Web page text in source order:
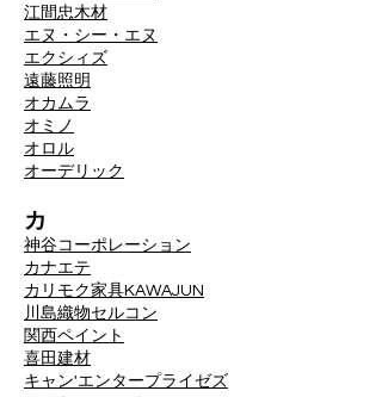
江間忠木材
エヌ・シー・エヌ
エクシィズ
遠藤照明
オカムラ
オミノ
オロル
オーデリック
カ
神谷コーポレーション
カナエテ
カリモク家具KAWAJUN
川島織物セルコン
関西ペイント
喜田建材
キャン'エンタープライゼズ